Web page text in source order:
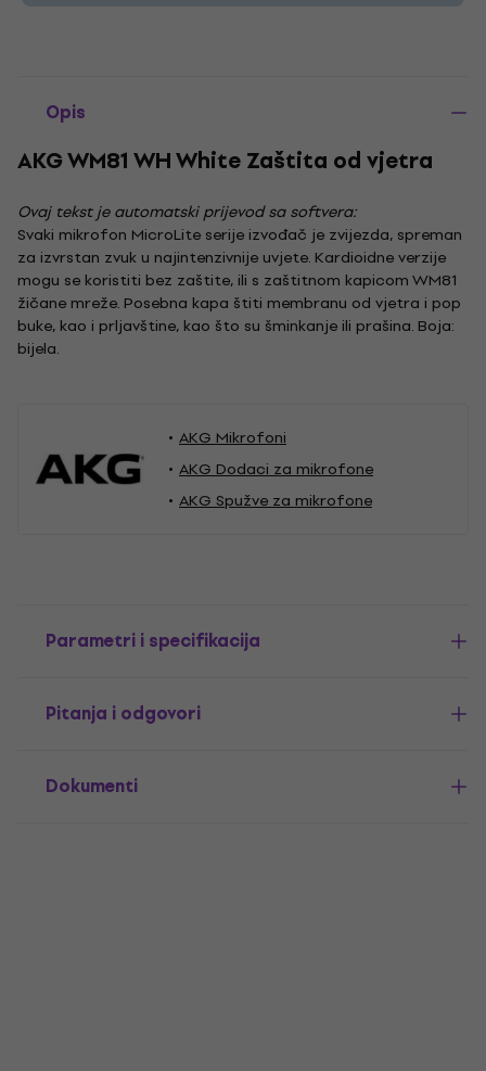
Opis
AKG WM81 WH White Zaštita od vjetra
Ovaj tekst je automatski prijevod sa softvera:
Svaki mikrofon MicroLite serije izvođač je zvijezda, spreman
za izvrstan zvuk u najintenzivnije uvjete. Kardioidne verzije
mogu se koristiti bez zaštite, ili s zaštitnom kapicom WM81
žičane mreže. Posebna kapa štiti membranu od vjetra i pop
buke, kao i prljavštine, kao što su šminkanje ili prašina. Boja:
bijela.
AKG Mikrofoni
AKG Dodaci za mikrofone
AKG Spužve za mikrofone
Parametri i specifikacija
Pitanja i odgovori
Dokumenti